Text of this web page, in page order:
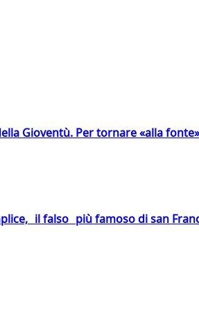
Gioventù. Per tornare «alla fonte»
il falso più famoso di san